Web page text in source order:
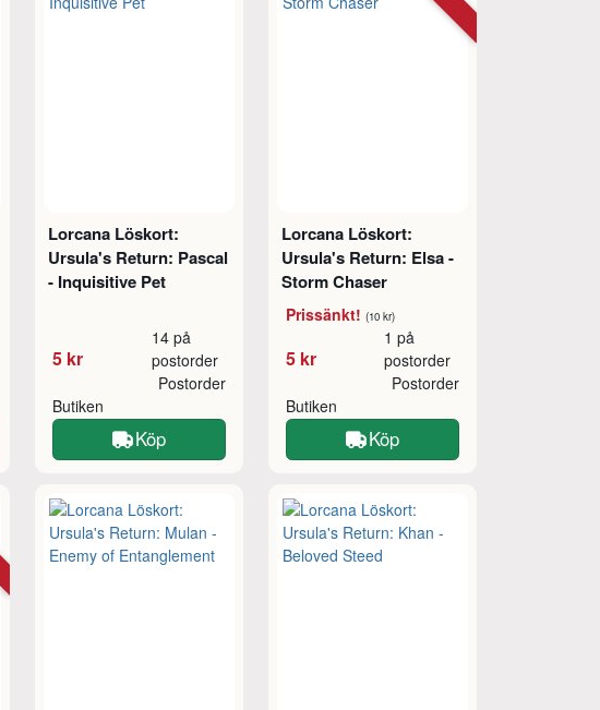
Lorcana Löskort:
Ursula's Return: Pascal
- Inquisitive Pet
5 kr
14 på
postorder
Butiken
Postorder
Köp
Lorcana Löskort:
Ursula's Return: Elsa -
Storm Chaser
Prissänkt! (10 kr)
5 kr
1 på
postorder
Butiken
Postorder
Köp